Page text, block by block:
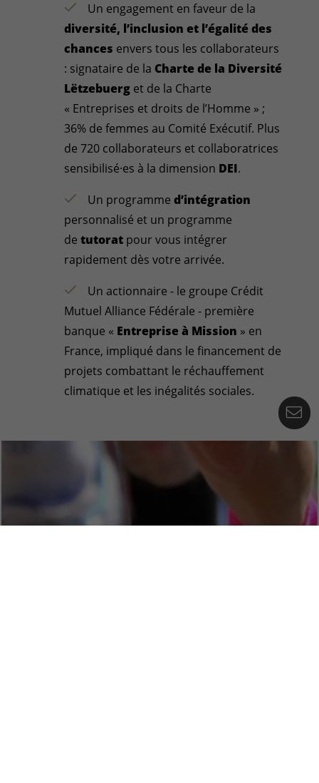
Un engagement en faveur de la
diversité, l’inclusion et l’égalité des
chances envers tous les collaborateurs
: signataire de la Charte de la Diversité
Lëtzebuerg et de la Charte
« Entreprises et droits de l’Homme » ;
36% de femmes au Comité Exécutif. Plus
de 720 collaborateurs et collaboratrices
sensibilisé·es à la dimension DEI.
Un programmed’intégration
personnalisé et un programme
detutorat pour vous intégrer
rapidement dès votre arrivée.
Un actionnaire - le groupe Crédit
Mutuel Alliance Fédérale - première
banque « Entreprise à Mission » en
France, impliqué dans le financement de
projets combattant le réchauffement
climatique et les inégalités sociales.